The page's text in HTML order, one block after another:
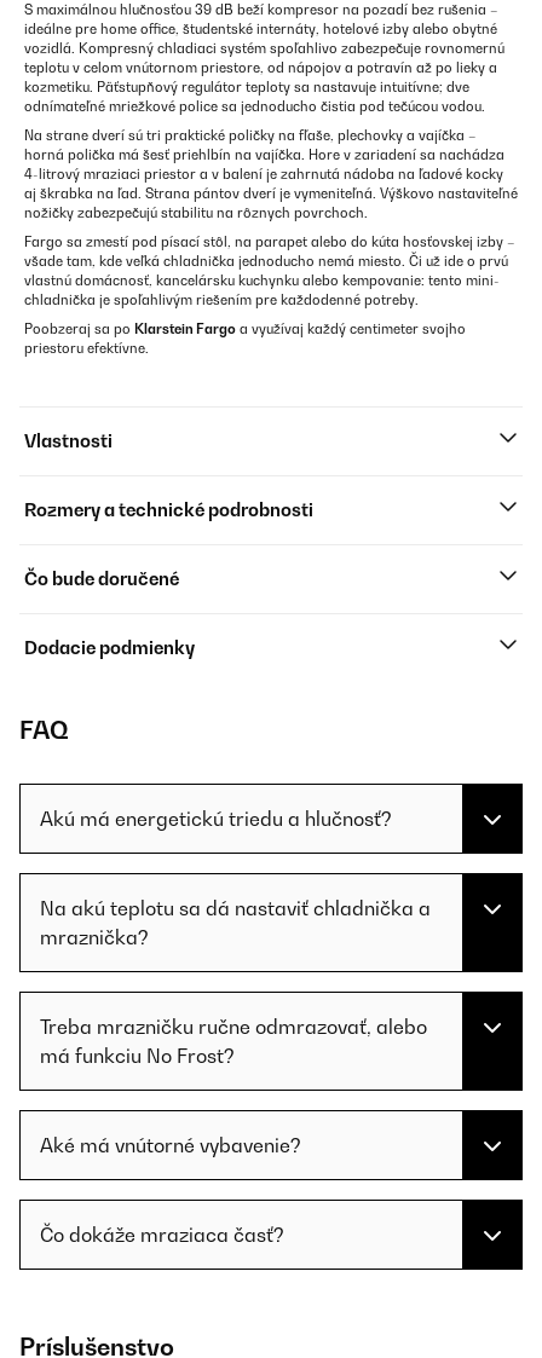
S maximálnou hlučnosťou 39 dB beží kompresor na pozadí bez rušenia –
ideálne pre home office, študentské internáty, hotelové izby alebo obytné
vozidlá. Kompresný chladiaci systém spoľahlivo zabezpečuje rovnomernú
teplotu v celom vnútornom priestore, od nápojov a potravín až po lieky a
kozmetiku. Päťstupňový regulátor teploty sa nastavuje intuitívne; dve
odnímateľné mriežkové police sa jednoducho čistia pod tečúcou vodou.
Na strane dverí sú tri praktické poličky na fľaše, plechovky a vajíčka –
horná polička má šesť priehlbín na vajíčka. Hore v zariadení sa nachádza
4-litrový mraziaci priestor a v balení je zahrnutá nádoba na ľadové kocky
aj škrabka na ľad. Strana pántov dverí je vymeniteľná. Výškovo nastaviteľné
nožičky zabezpečujú stabilitu na rôznych povrchoch.
Fargo sa zmestí pod písací stôl, na parapet alebo do kúta hosťovskej izby –
všade tam, kde veľká chladnička jednoducho nemá miesto. Či už ide o prvú
vlastnú domácnosť, kancelársku kuchynku alebo kempovanie: tento mini-
chladnička je spoľahlivým riešením pre každodenné potreby.
Poobzeraj sa po Klarstein Fargo a využívaj každý centimeter svojho
priestoru efektívne.
Vlastnosti
Rozmery a technické podrobnosti
Čo bude doručené
Dodacie podmienky
FAQ
Akú má energetickú triedu a hlučnosť?
Na akú teplotu sa dá nastaviť chladnička a
mraznička?
Treba mrazničku ručne odmrazovať, alebo
má funkciu No Frost?
Aké má vnútorné vybavenie?
Čo dokáže mraziaca časť?
Príslušenstvo